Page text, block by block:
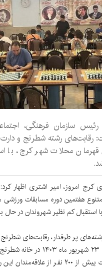
رئیس سازمان فرهنگی،
رقابت‌های رشته شطرنج و
محلات شهر کرج، با
کرج امروز، ‌امیر اشتری اظهار
هفتمین دوره مسابقات
استقبال کم نظیر شهروندان در حال
پر طرفدار، رقابت‌های شطرنج
صبح روز جمعه تاریخ ۲۳
شهید کیانپور، با شرکت بیش از ۲۰۰ نفر از